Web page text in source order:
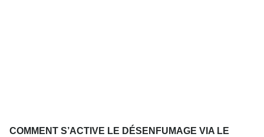
COMMENT S’ACTIVE LE DÉSENFUMAGE VIA LE